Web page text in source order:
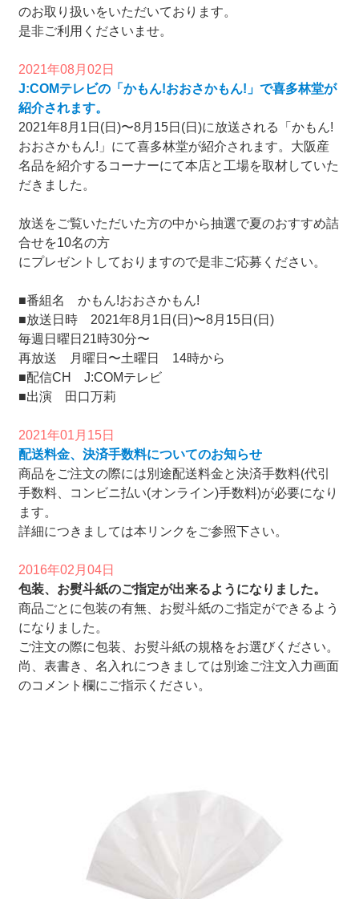
のお取り扱いをいただいております。
是非ご利用くださいませ。
2021年08月02日
J:COMテレビの「かもん!おおさかもん!」で喜多林堂が
紹介されます。
2021年8月1日(日)〜8月15日(日)に放送される「かもん!
おおさかもん!」にて喜多林堂が紹介されます。大阪産
名品を紹介するコーナーにて本店と工場を取材していた
だきました。
放送をご覧いただいた方の中から抽選で夏のおすすめ詰
合せを10名の方
にプレゼントしておりますので是非ご応募ください。
■番組名 かもん!おおさかもん!
■放送日時 2021年8月1日(日)〜8月15日(日)
毎週日曜日21時30分〜
再放送 月曜日〜土曜日 14時から
■配信CH J:COMテレビ
■出演 田口万莉
2021年01月15日
配送料金、決済手数料についてのお知らせ
商品をご注文の際には別途配送料金と決済手数料(代引
手数料、コンビニ払い(オンライン)手数料)が必要になり
ます。
詳細につきましては本リンクをご参照下さい。
2016年02月04日
包装、お熨斗紙のご指定が出来るようになりました。
商品ごとに包装の有無、お熨斗紙のご指定ができるよう
になりました。
ご注文の際に包装、お熨斗紙の規格をお選びください。
尚、表書き、名入れにつきましては別途ご注文入力画面
のコメント欄にご指示ください。